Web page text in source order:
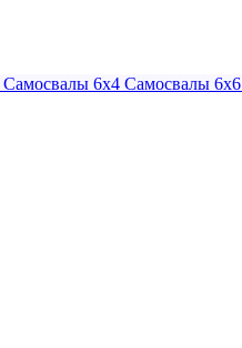
Самосвалы 6х4 Самосвалы 6х6